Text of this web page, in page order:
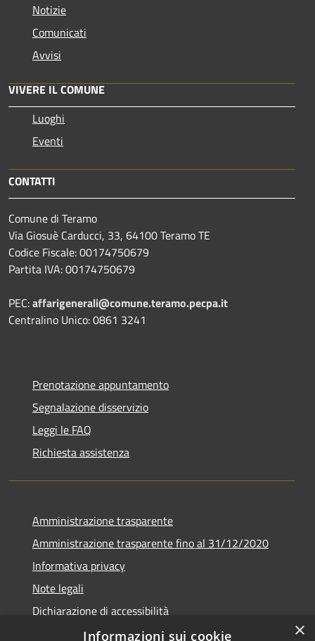
Notizie
Comunicati
Avvisi
VIVERE IL COMUNE
Luoghi
Eventi
CONTATTI
Comune di Teramo
Via Giosuè Carducci, 33, 64100 Teramo TE
Codice Fiscale: 00174750679
Partita IVA: 00174750679
PEC:affarigenerali@comune.teramo.pecpa.it
Centralino Unico: 0861 3241
Prenotazione appuntamento
Segnalazione disservizio
Leggi le FAQ
Richiesta assistenza
Amministrazione trasparente
Amministrazione trasparente fino al 31/12/2020
Informativa privacy
Note legali
Dichiarazione di accessibilità
×
Informazioni sui cookie